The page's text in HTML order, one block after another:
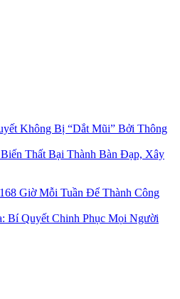
Không Bị “Dắt Mũi” Bởi Thông
Thất Bại Thành Bàn Đạp, Xây
Giờ Mỗi Tuần Để Thành Công
Bí Quyết Chinh Phục Mọi Người